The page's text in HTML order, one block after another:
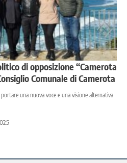
di opposizione “Camerota
Comunale di Camerota
una nuova voce e una visione alternativa